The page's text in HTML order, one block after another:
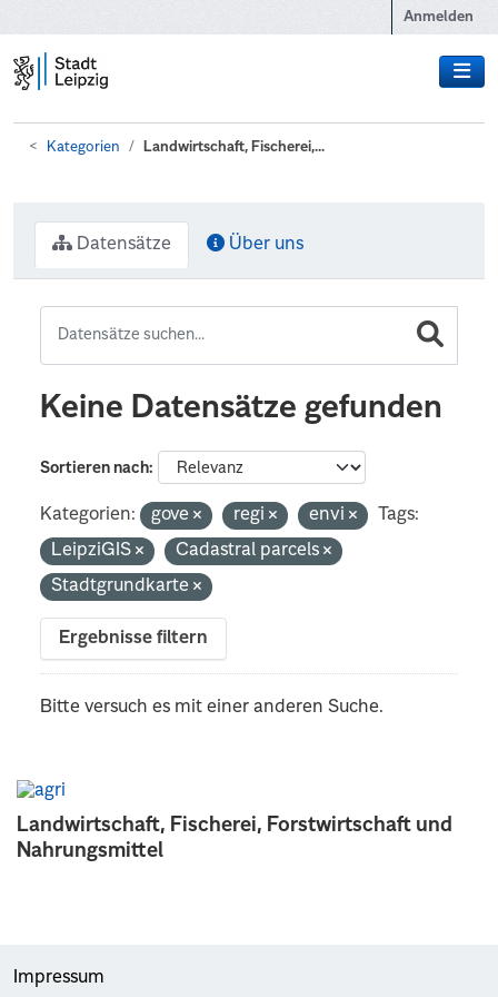
Anmelden
Kategorien Landwirtschaft, Fischerei,...
Landwirtschaft, Fischerei, Forstwirtschaft und
Nahrungsmittel
Datensätze Über uns
Keine Datensätze gefunden
Sortieren nach
Kategorien: gove regi envi
Tags:
LeipziGIS
Cadastral parcels
Stadtgrundkarte
Ergebnisse filtern
Bitte versuch es mit einer anderen Suche.
Impressum